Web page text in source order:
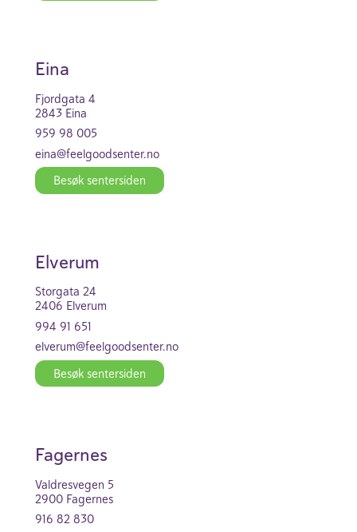
Eina
Fjord­gata 4
2843 Eina
959 98 005
eina@feel­good­se­nter.no
Besøk senter­siden
Elverum
Stor­gata 24
2406 Elverum
994 91 651
elverum@feel­good­se­nter.no
Besøk senter­siden
Fagernes
Vald­re­svegen 5
2900 Fagernes
916 82 830